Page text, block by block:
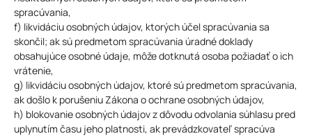
spracúvania,
f) likvidáciu osobných údajov, ktorých účel spracúvania sa
skončil; ak sú predmetom spracúvania úradné doklady
obsahujúce osobné údaje, môže dotknutá osoba požiadať o ich
vrátenie,
g) likvidáciu osobných údajov, ktoré sú predmetom spracúvania,
ak došlo k porušeniu Zákona o ochrane osobných údajov,
h) blokovanie osobných údajov z dôvodu odvolania súhlasu pred
uplynutím času jeho platnosti, ak prevádzkovateľ spracúva